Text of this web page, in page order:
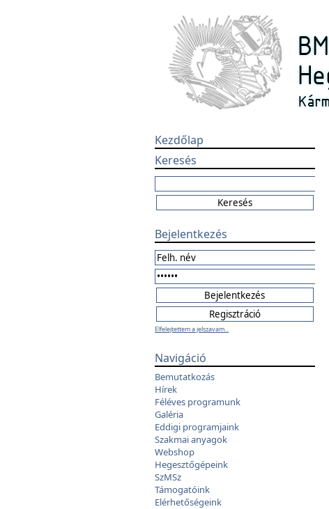
Kezdőlap
Keresés
Bejelentkezés
Elfelejtettem a jelszavam...
Navigáció
Bemutatkozás
Hírek
Féléves programunk
Galéria
Eddigi programjaink
Szakmai anyagok
Webshop
Hegesztőgépeink
SzMSz
Támogatóink
Elérhetőségeink